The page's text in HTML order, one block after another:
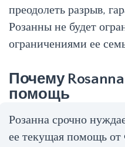
преодолеть разрыв,
Розанны не будет
ограничениями ее
Почему
помощь
Розанна срочно
ее текущая помощь от